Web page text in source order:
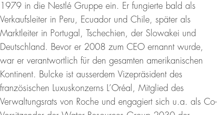
1979 in die Nestlé Gruppe ein. Er fungierte bald als
Verkaufsleiter in Peru, Ecuador und Chile, später als
Marktleiter in Portugal, Tschechien, der Slowakei und
Deutschland. Bevor er 2008 zum CEO ernannt wurde,
war er verantwortlich für den gesamten amerikanischen
Kontinent. Bulcke ist ausserdem Vizepräsident des
französischen Luxuskonzerns L’Oréal, Mitglied des
Verwaltungsrats von Roche und engagiert sich u.a. als Co-